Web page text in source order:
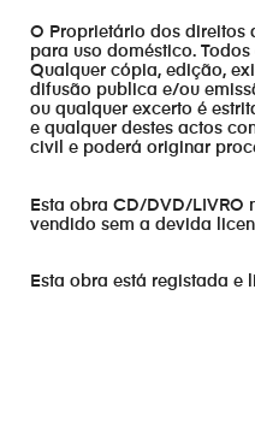
O Proprietário dos direitos
para uso doméstico.
Qualquer cópia, edição,
difusão publica e/ou
ou qualquer excerto é
e qualquer destes actos
civil e poderá originar
Esta obra CD/DVD/LIVRO
vendido sem a devida
Esta obra está registada e